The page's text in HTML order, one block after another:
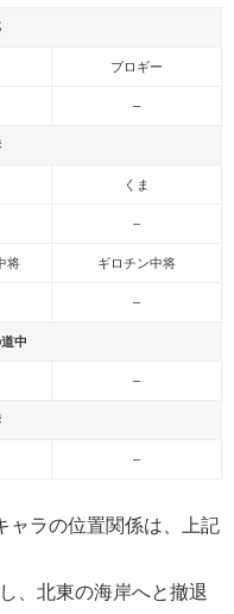
ブロギー
–
くま
–
将 ギロチン中将
–
中
–
–
ャラの位置関係は、上記
、北東の海岸へと撤退